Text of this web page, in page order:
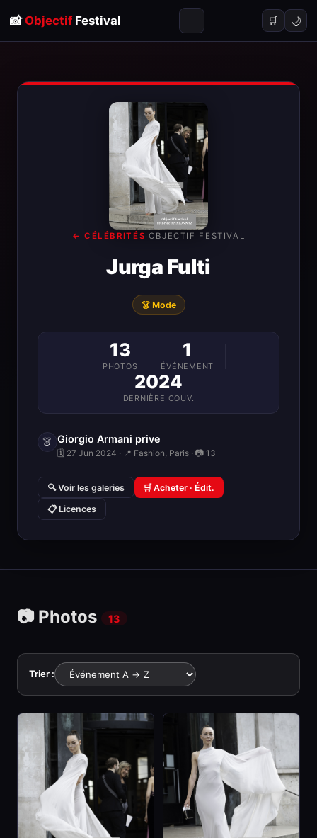
📸 ObjectifFestival 🛒 🌙
← CÉLÉBRITÉS· OBJECTIF FESTIVAL
Jurga Fulti
👗 Mode
13
PHOTOS
1
ÉVÉNEMENT
2024
DERNIÈRE COUV.
👗 Giorgio Armani prive
🗓 27 Jun 2024 · 📍 Fashion, Paris · 📷 13
🔍 Voir les galeries 🛒 Acheter · Édit.
📋 Licences
📷 Photos 13
Trier :